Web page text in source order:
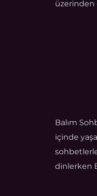
üzerinden
Balım
içinde
dinlerken